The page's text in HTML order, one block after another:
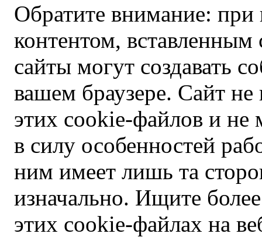
Обратите внимание:
контентом, вставленным
сайты могут создавать
вашем браузере. Сайт не
этих cookie-файлов и не
в силу особенностей
ним имеет лишь та
изначально. Ищите
этих cookie-файлах на